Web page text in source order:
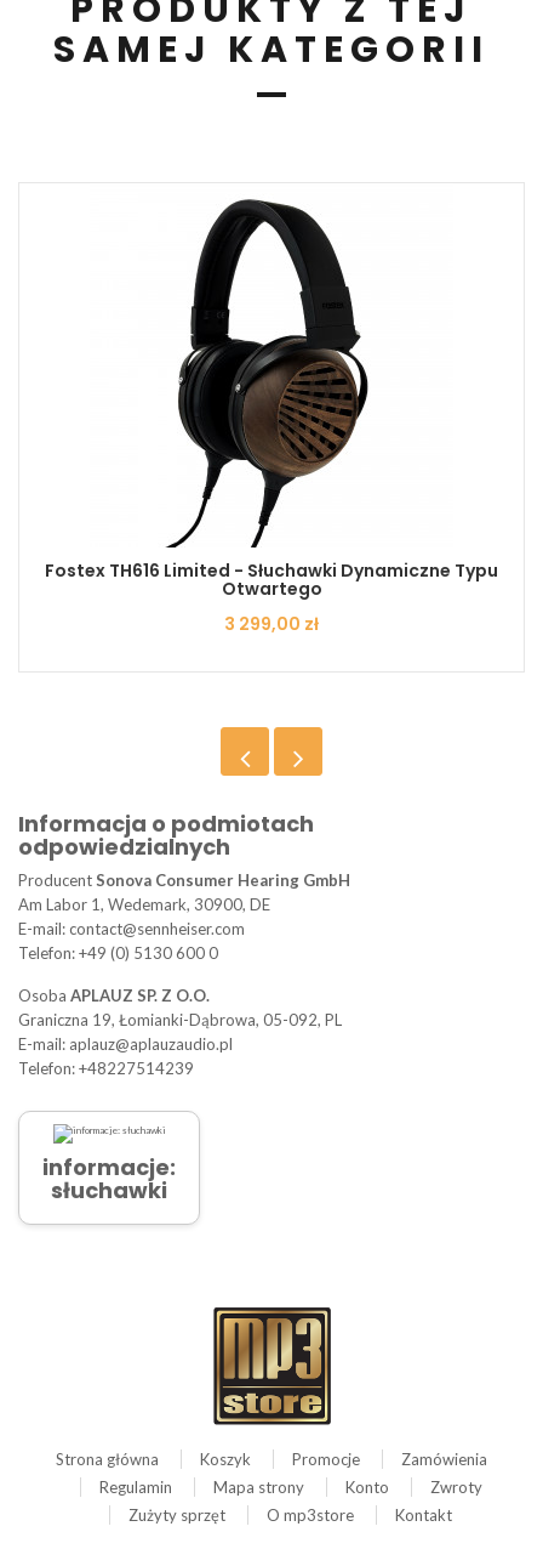
SAMEJ KATEGORII
Fostex TH616 Limited - Słuchawki Dynamiczne Typu
Otwartego
Cena
3 299,00 zł
Informacja o podmiotach
odpowiedzialnych
ProducentSonova Consumer Hearing GmbH
Am Labor 1, Wedemark, 30900, DE
E-mail: contact@sennheiser.com
Telefon: +49 (0) 5130 600 0
Osoba APLAUZ SP. Z O.O.
Graniczna 19, Łomianki-Dąbrowa, 05-092, PL
E-mail: aplauz@aplauzaudio.pl
Telefon: +48227514239
informacje:
słuchawki
Strona główna Koszyk Promocje
Zamówienia
Regulamin
Mapa strony Konto
Zwroty
Zużyty sprzęt
O mp3store Kontakt